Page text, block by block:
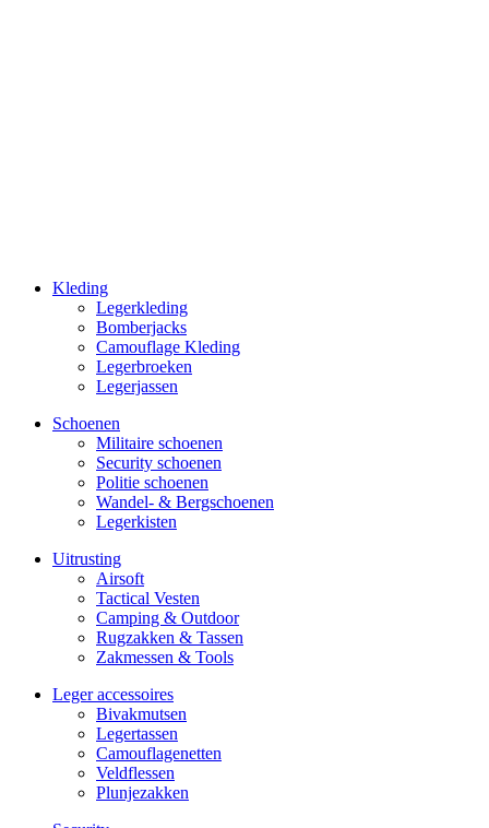
Kleding
Legerkleding
Bomberjacks
Camouflage Kleding
Legerbroeken
Legerjassen
Schoenen
Militaire schoe­nen
Security schoenen
Politie schoenen
Wandel- & Berg­­schoenen
Legerkisten
Uitrusting
Airsoft
Tactical Ves­ten
Camping & Outdoor
Rugzakken & Tassen
Zakmessen & Tools
Leger accessoires
Bivakmutsen
Legertassen
Camouflage­­netten
Veldflessen
Plunjezakken